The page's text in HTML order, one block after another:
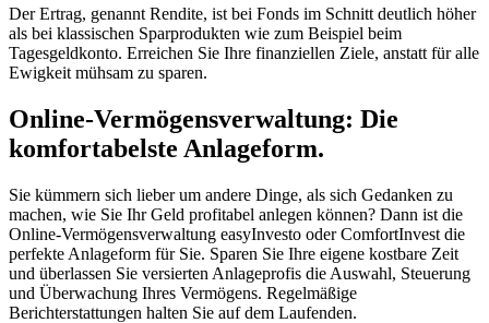
Der Ertrag, genannt Rendite, ist bei Fonds im Schnitt deutlich höher
als bei klassischen Sparprodukten wie zum Beispiel beim
Tagesgeldkonto. Erreichen Sie Ihre finanziellen Ziele, anstatt für alle
Ewigkeit mühsam zu sparen.
Online-Vermögensverwaltung: Die
komfortabelste Anlageform.
Sie kümmern sich lieber um andere Dinge, als sich Gedanken zu
machen, wie Sie Ihr Geld profitabel anlegen können? Dann ist die
Online-Vermögensverwaltung easyInvesto oder ComfortInvest die
perfekte Anlageform für Sie. Sparen Sie Ihre eigene kostbare Zeit
und überlassen Sie versierten Anlageprofis die Auswahl, Steuerung
und Überwachung Ihres Vermögens. Regelmäßige
Berichterstattungen halten Sie auf dem Laufenden.